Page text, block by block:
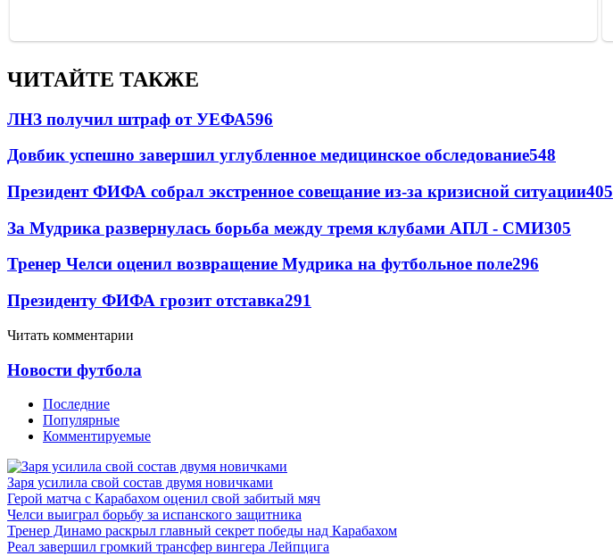
ЧИТАЙТЕ ТАКЖЕ
ЛНЗ получил штраф от УЕФА596
Довбик успешно завершил углубленное медицинское обследование548
Президент ФИФА собрал экстренное совещание из-за кризисной ситуации405
За Мудрика развернулась борьба между тремя клубами АПЛ - СМИ305
Тренер Челси оценил возвращение Мудрика на футбольное поле296
Президенту ФИФА грозит отставка291
Читать комментарии
Новости футбола
Последние
Популярные
Комментируемые
Заря усилила свой состав двумя новичками
Герой матча с Карабахом оценил свой забитый мяч
Челси выиграл борьбу за испанского защитника
Тренер Динамо раскрыл главный секрет победы над Карабахом
Реал завершил громкий трансфер вингера Лейпцига